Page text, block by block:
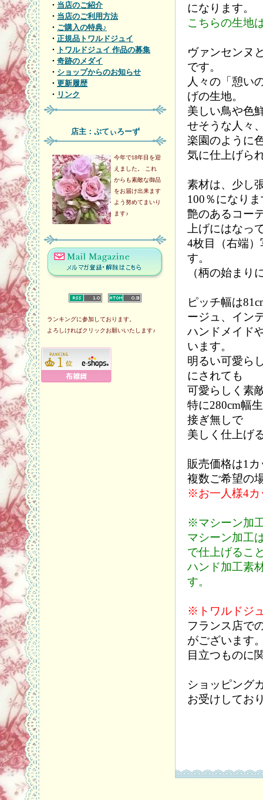
・ 当店のご紹介
・ 当店のご利用方法
・ ご購入の特典♪
・ 正規品トワルドジュイ
・ トワルドジュイ 作品の募集
・ 奇跡のメダイ
・ ショップからのお知らせ
・ 更新履歴
・ リンク
店主：ぷてぃろーず
今年で18年目を迎
えました。 これ
からも素敵な御品
をお届け出来ます
よう努めてまいり
ます♪
ランキングに参加しております。
よろしければクリックお願いいたします♪
になります。
こちらの生地
ヴァンセンヌ
です。
人々の「憩い
げの生地。
美しい鳥や色
せそうな人々
楽園のように
気に仕上げら
素材は、少し
100％になり
艶のあるコー
上げにはなっ
4枚目（右端
す。
（柄の始まり
ピッチ幅は
ージュ、イン
ハンドメイド
います。
明るい可愛ら
にされても
可愛らしく素
特に280cm幅
接ぎ無しで
美しく仕上げ
販売価格は1
複数ご希望の
※お一人様4カ
※マシーン加
マシーン加工
で仕上げるこ
ハンド加工素
す。
※トワルドジ
フランス店で
がございます
目立つものに
ショッピング
お受けしてお